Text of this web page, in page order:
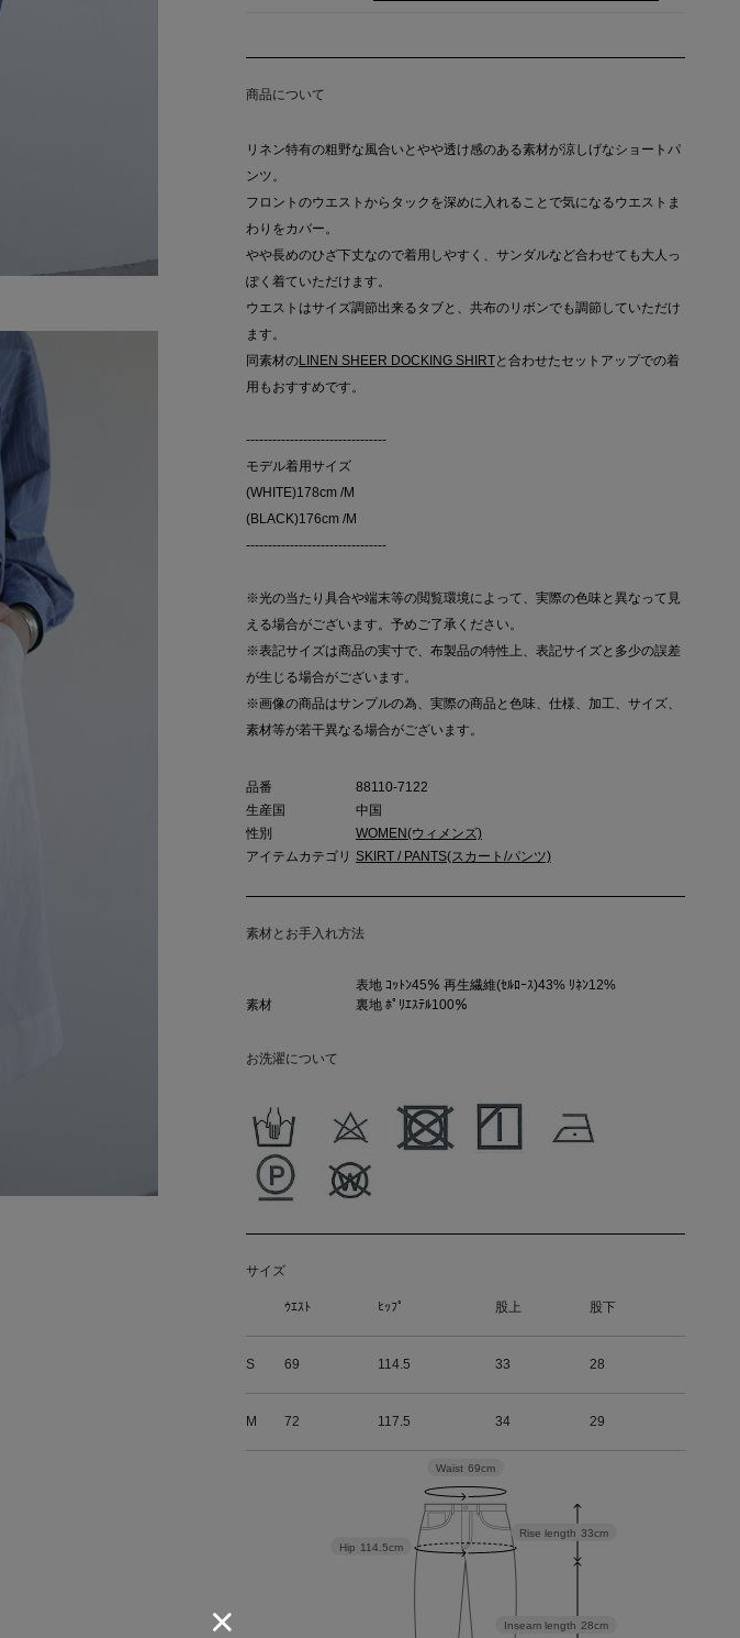
商品について
リネン特有の粗野な風合いとやや透け感のある素材が涼しげなショートパ
ンツ。
フロントのウエストからタックを深めに入れることで気になるウエストま
わりをカバー。
やや長めのひざ下丈なので着用しやすく、サンダルなど合わせても大人っ
ぽく着ていただけます。
ウエストはサイズ調節出来るタブと、共布のリボンでも調節していただけ
ます。
同素材のLINEN SHEER DOCKING SHIRTと合わせたセットアップでの着
用もおすすめです。
--------------------------------
モデル着用サイズ
(WHITE)178cm /M
(BLACK)176cm /M
--------------------------------
※光の当たり具合や端末等の閲覧環境によって、実際の色味と異なって見
える場合がございます。予めご了承ください。
※表記サイズは商品の実寸で、布製品の特性上、表記サイズと多少の誤差
が生じる場合がございます。
※画像の商品はサンプルの為、実際の商品と色味、仕様、加工、サイズ、
素材等が若干異なる場合がございます。
品番
88110-7122
生産国
中国
性別
WOMEN(ウィメンズ)
アイテムカテゴリ SKIRT / PANTS(スカート/パンツ)
素材とお手入れ方法
素材
表地 ｺｯﾄﾝ45％ 再生繊維(ｾﾙﾛｰｽ)43% ﾘﾈﾝ12%
裏地 ﾎﾟﾘｴｽﾃﾙ100％
お洗濯について
サイズ
ｳｴｽﾄ ﾋｯﾌﾟ 股上 股下
S 69 114.5 33 28
M 72 117.5 34 29
Inseam length 28cm
Rise length 33cm
Hip 114.5cm
Waist 69cm